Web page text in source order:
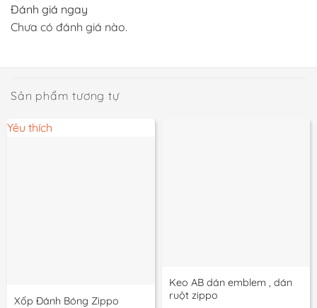
Đánh giá ngay
Chưa có đánh giá nào.
Sản phẩm tương tự
Yêu thích
Xốp Đánh Bóng Zippo
Keo AB dán emblem , dán
ruột zippo